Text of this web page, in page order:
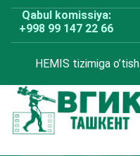
Skip
content
Qabul komissiya:
+998 99 147 22 66
HEMIS tizimiga o’tish